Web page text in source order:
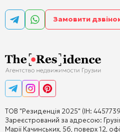
ТОВ "Резиденція 2025" (ІН:
Зареєстрований за адресою:
Марії Качинських, 5б, поверх 12,
Замовити